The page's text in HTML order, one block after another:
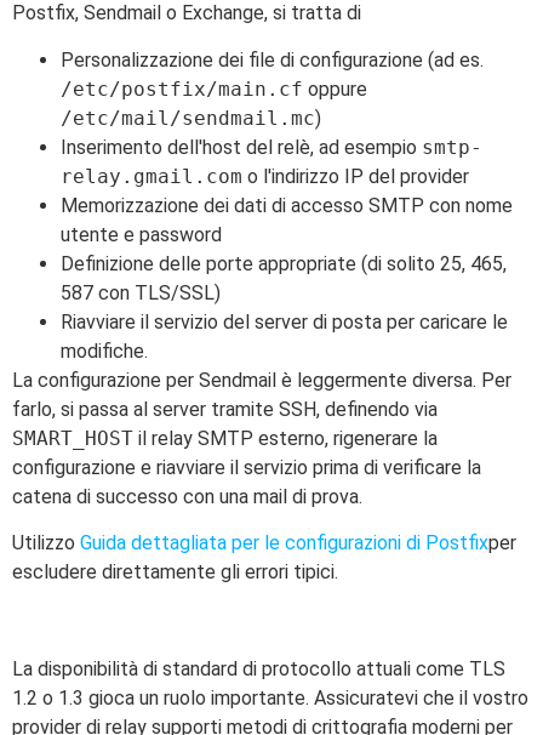
Postfix, Sendmail o Exchange, si tratta di
Personalizzazione dei file di configurazione (ad es.
/etc/postfix/main.cf oppure
/etc/mail/sendmail.mc)
Inserimento dell'host del relè, ad esempio smtp-
relay.gmail.com o l'indirizzo IP del provider
Memorizzazione dei dati di accesso SMTP con nome
utente e password
Definizione delle porte appropriate (di solito 25, 465,
587 con TLS/SSL)
Riavviare il servizio del server di posta per caricare le
modifiche.
La configurazione per Sendmail è leggermente diversa. Per
farlo, si passa al server tramite SSH, definendo via
SMART_HOST il relay SMTP esterno, rigenerare la
configurazione e riavviare il servizio prima di verificare la
catena di successo con una mail di prova.
Utilizzo Guida dettagliata per le configurazioni di Postfixper
escludere direttamente gli errori tipici.
La disponibilità di standard di protocollo attuali come TLS
1.2 o 1.3 gioca un ruolo importante. Assicuratevi che il vostro
provider di relay supporti metodi di crittografia moderni per